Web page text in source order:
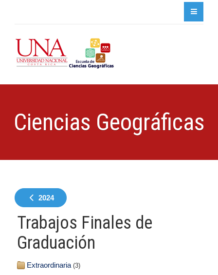
Ciencias Geográficas
2024
Trabajos Finales de
Graduación
Extraordinaria (3)